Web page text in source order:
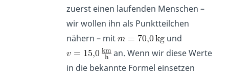
zuerst einen laufenden Menschen –
wir wollen ihn als Punktteilchen
nähern – mit
und
an. Wenn wir diese Werte
in die bekannte Formel einsetzen